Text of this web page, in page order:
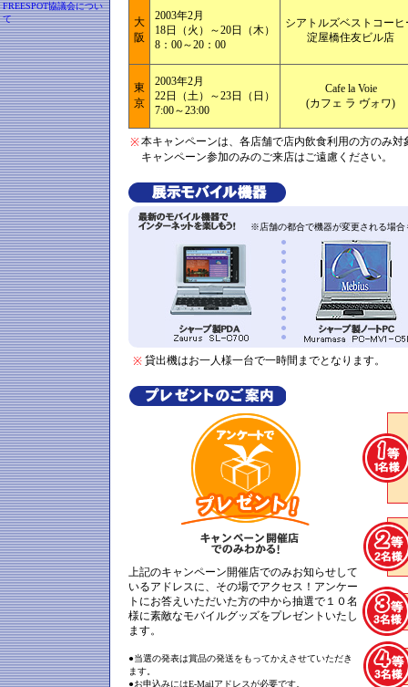
FREESPOT協議会につい
て
大
阪
2003年2月
18日（火）～20日（木）
8：00～20：00
シアトルズベストコーヒ
淀屋橋住友ビル店
東
京
2003年2月
22日（土）～23日（日）
7:00～23:00
Cafe la Voie
(カフェ ラ ヴォワ)
※本キャンペーンは、各店舗で店内飲食利用の方のみ
キャンペーン参加のみのご来店はご遠慮ください。
※店舗の都合で機器が変更される場合
※ 貸出機はお一人様一台で一時間までとなります。
上記のキャンペーン開催店でのみお知らせして
いるアドレスに、その場でアクセス！アンケー
トにお答えいただいた方の中から抽選で１０名
様に素敵なモバイルグッズをプレゼントいたし
ます。
●当選の発表は賞品の発送をもってかえさせていただき
ます。
●お申込みにはE-Mailアドレスが必要です。